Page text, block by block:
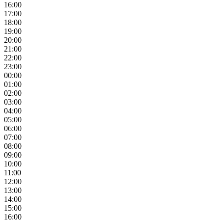
16:00
17:00
18:00
19:00
20:00
21:00
22:00
23:00
00:00
01:00
02:00
03:00
04:00
05:00
06:00
07:00
08:00
09:00
10:00
11:00
12:00
13:00
14:00
15:00
16:00